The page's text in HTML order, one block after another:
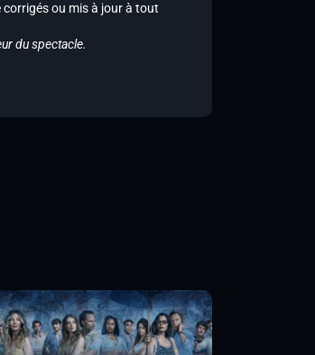
ou mis à jour à tout
du spectacle.